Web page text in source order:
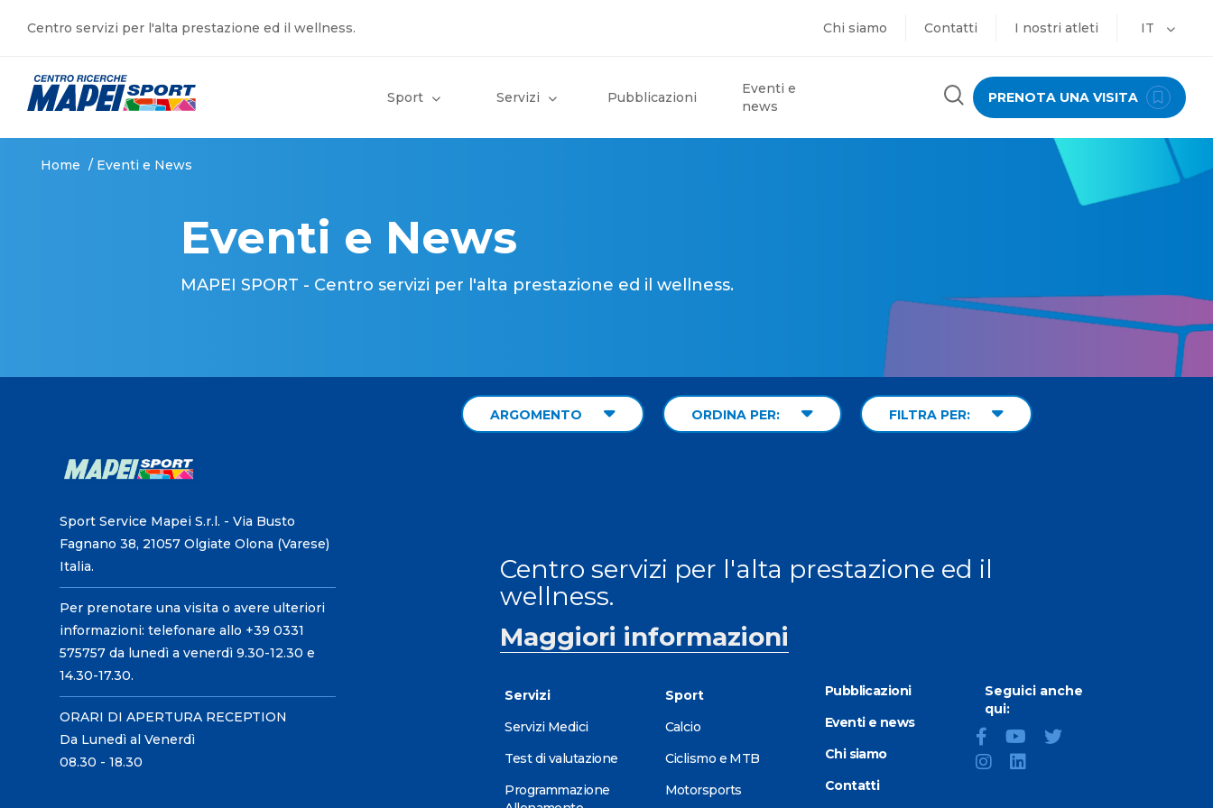
Centro servizi per l'alta prestazione ed il wellness. Chi siamo Contatti I nostri atleti IT
Sport Servizi Pubblicazioni
Eventi e
news
PRENOTA UNA VISITA
Home / Eventi e News
Eventi e News
MAPEI SPORT - Centro servizi per l'alta prestazione ed il wellness.
ARGOMENTO ORDINA PER: FILTRA PER:
Sport Service Mapei S.r.l. - Via Busto
Fagnano 38, 21057 Olgiate Olona (Varese)
Italia.
Per prenotare una visita o avere ulteriori
informazioni: telefonare allo +39 0331
575757 da lunedì a venerdì 9.30-12.30 e
14.30-17.30.
ORARI DI APERTURA RECEPTION
Da Lunedì al Venerdì
08.30 - 18.30
Centro servizi per l'alta prestazione ed il
wellness.
Maggiori informazioni
Servizi
Servizi Medici
Test di valutazione
Programmazione
Sport
Calcio
Ciclismo e MTB
Motorsports
Pubblicazioni
Eventi e news
Chi siamo
Contatti
Seguici anche
qui: